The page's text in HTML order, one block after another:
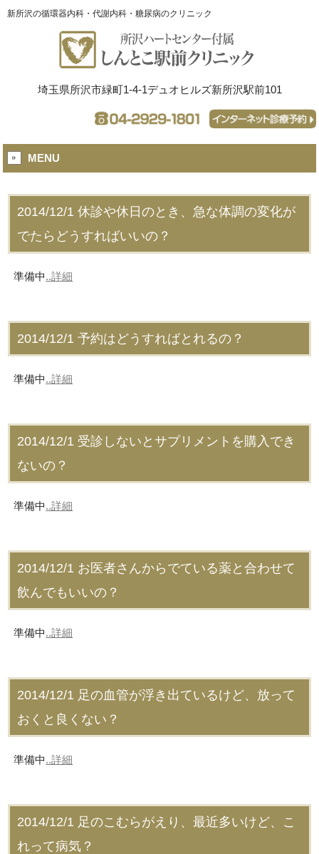
新所沢の循環器内科・代謝内科・糖尿病のクリニック
埼玉県所沢市緑町1-4-1デュオヒルズ新所沢駅前101
MENU
2014/12/1 休診や休日のとき、急な体調の変化が
でたらどうすればいいの？
準備中..詳細
2014/12/1 予約はどうすればとれるの？
準備中..詳細
2014/12/1 受診しないとサプリメントを購入でき
ないの？
準備中..詳細
2014/12/1 お医者さんからでている薬と合わせて
飲んでもいいの？
準備中..詳細
2014/12/1 足の血管が浮き出ているけど、放って
おくと良くない？
準備中..詳細
2014/12/1 足のこむらがえり、最近多いけど、こ
れって病気？